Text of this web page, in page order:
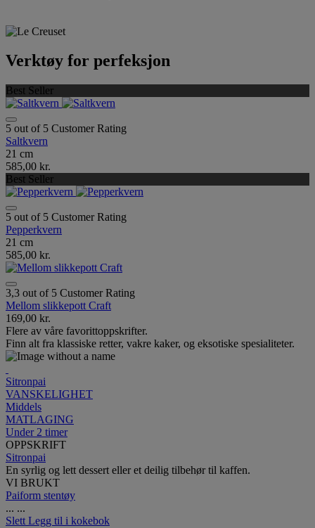
Verktøy for perfeksjon
Best Seller
5 out of 5 Customer Rating
Saltkvern
21 cm
585,00 kr.
Best Seller
5 out of 5 Customer Rating
Pepperkvern
21 cm
585,00 kr.
3,3 out of 5 Customer Rating
Mellom slikkepott Craft
169,00 kr.
Flere av våre favorittoppskrifter.
Finn alt fra klassiske retter, vakre kaker, og eksotiske spesialiteter.
Sitronpai
VANSKELIGHET
Middels
MATLAGING
Under 2 timer
OPPSKRIFT
Sitronpai
En syrlig og lett dessert eller et deilig tilbehør til kaffen.
VI BRUKT
Paiform stentøy
... ...
Slett Legg til i kokebok